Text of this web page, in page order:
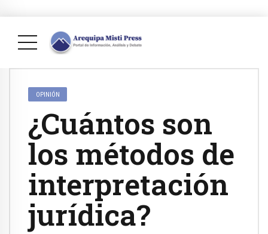
OPINIÓN
¿Cuántos son
los métodos de
interpretación
jurídica?